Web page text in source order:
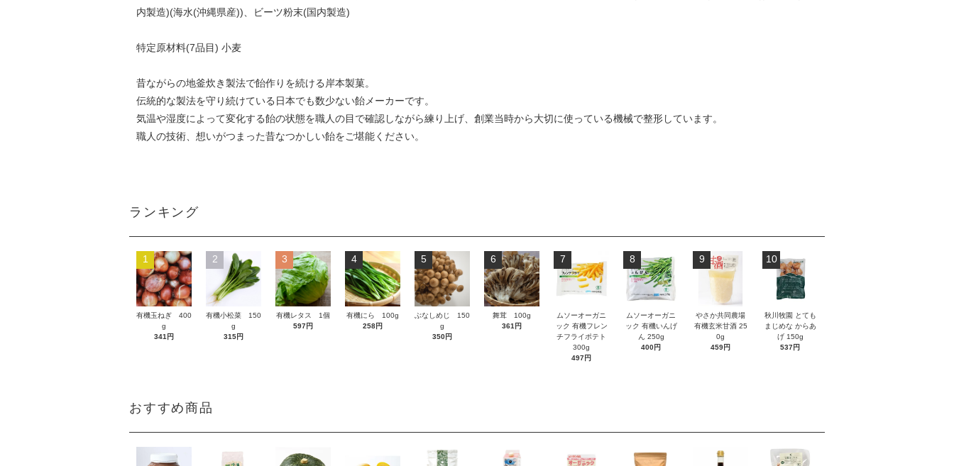
内製造)(海水(沖縄県産))、ビーツ粉末(国内製造)
特定原材料(7品目) 小麦
昔ながらの地釜炊き製法で飴作りを続ける岸本製菓。
伝統的な製法を守り続けている日本でも数少ない飴メーカーです。
気温や湿度によって変化する飴の状態を職人の目で確認しながら練り上げ、創業当時から大切に使っている機械で整形しています。
職人の技術、想いがつまった昔なつかしい飴をご堪能ください。
ランキング
1
有機玉ねぎ 400
g
341円
2
有機小松菜 150
g
315円
3
有機レタス 1個
597円
4
有機にら 100g
258円
5
ぶなしめじ 150
g
350円
6
舞茸 100g
361円
7
ムソーオーガニ
ック 有機フレン
チフライポテト
300g
497円
8
ムソーオーガニ
ック 有機いんげ
ん 250g
400円
9
やさか共同農場
有機玄米甘酒 25
0g
459円
10
秋川牧園 とても
まじめな からあ
げ 150g
537円
おすすめ商品